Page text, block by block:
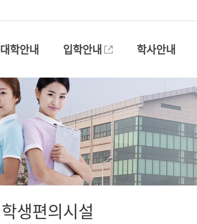
대학안내 입학안내 학사안내
학생편의시설